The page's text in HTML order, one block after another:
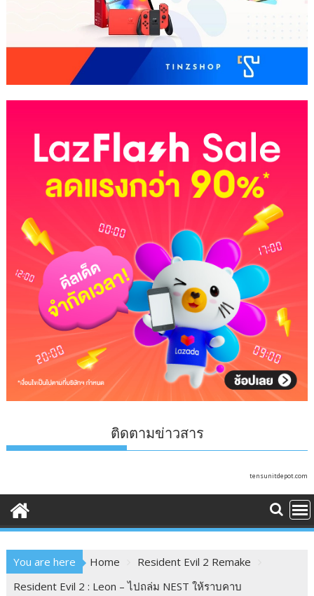
ติดตามข่าวสาร
tensunitdepot.com
You are here Home
Resident Evil 2 Remake
Resident Evil 2 : Leon – ไปถล่ม NEST ให้ราบคาบ